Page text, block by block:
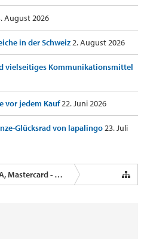
August 2026
in der Schweiz2. August 2026
vielseitiges Kommunikationsmittel
vor jedem Kauf22. Juni 2026
Glücksrad von lapalingo23. Juli
Mastercard - Kreditkartenanbieter